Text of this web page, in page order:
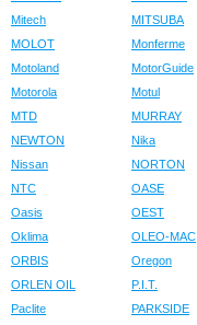
Mitech
MITSUBA
MOLOT
Monferme
Motoland
MotorGuide
Motorola
Motul
MTD
MURRAY
NEWTON
Nika
Nissan
NORTON
NTC
OASE
Oasis
OEST
Oklima
OLEO-MAC
ORBIS
Oregon
ORLEN OIL
P.I.T.
Paclite
PARKSIDE